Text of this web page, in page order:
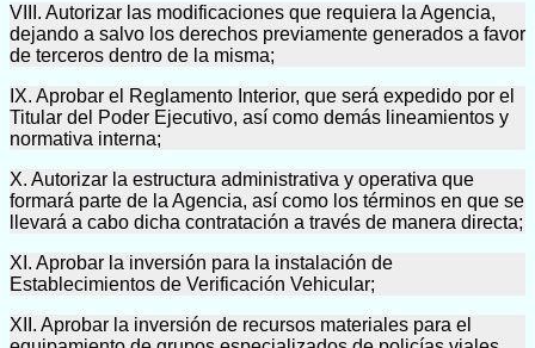
VIII. Autorizar las modificaciones que requiera la Agencia,
dejando a salvo los derechos previamente generados a favor
de terceros dentro de la misma;
IX. Aprobar el Reglamento Interior, que será expedido por el
Titular del Poder Ejecutivo, así como demás lineamientos y
normativa interna;
X. Autorizar la estructura administrativa y operativa que
formará parte de la Agencia, así como los términos en que se
llevará a cabo dicha contratación a través de manera directa;
XI. Aprobar la inversión para la instalación de
Establecimientos de Verificación Vehicular;
XII. Aprobar la inversión de recursos materiales para el